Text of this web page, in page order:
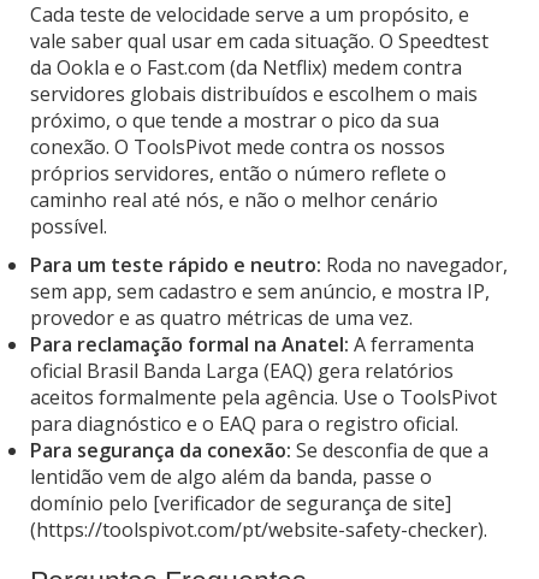
Cada teste de velocidade serve a um propósito, e
vale saber qual usar em cada situação. O Speedtest
da Ookla e o Fast.com (da Netflix) medem contra
servidores globais distribuídos e escolhem o mais
próximo, o que tende a mostrar o pico da sua
conexão. O ToolsPivot mede contra os nossos
próprios servidores, então o número reflete o
caminho real até nós, e não o melhor cenário
possível.
Para um teste rápido e neutro: Roda no navegador,
sem app, sem cadastro e sem anúncio, e mostra IP,
provedor e as quatro métricas de uma vez.
Para reclamação formal na Anatel: A ferramenta
oficial Brasil Banda Larga (EAQ) gera relatórios
aceitos formalmente pela agência. Use o ToolsPivot
para diagnóstico e o EAQ para o registro oficial.
Para segurança da conexão: Se desconfia de que a
lentidão vem de algo além da banda, passe o
domínio pelo [verificador de segurança de site]
(https://toolspivot.com/pt/website-safety-checker).